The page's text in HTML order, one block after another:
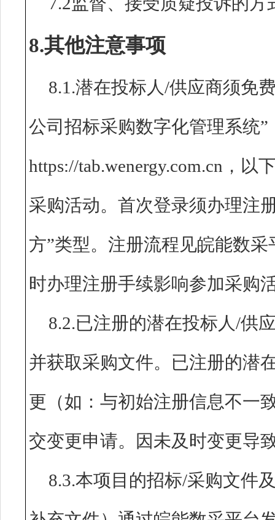
8.其他注意事项
8.1.潜在投标人/供应商须免
公司招标采购数字化管理系统”
https://tab.wenergy.com.cn，
采购活动。首次登录须办理注
方”类型。注册流程见皖能数
时办理注册手续影响参加采购
8.2.已注册的潜在投标人/供
并获取采购文件。已注册的潜
更（如：与初始注册信息不一
交变更申请。因未及时变更导
8.3.本项目的招标/采购文件